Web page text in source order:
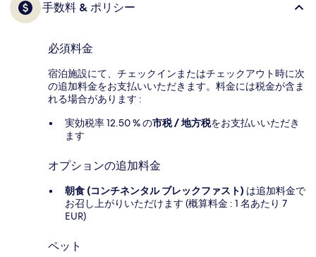
手数料 & ポリシー
必須料金
宿泊施設にて、チェックインまたはチェックアウト時に次
の追加料金をお支払いいただきます。料金には税金が含ま
れる場合があります :
実効税率 12.50 % の市税 / 地方税をお支払いいただき
ます
オプションの追加料金
朝食 (コンチネンタル ブレックファスト) は追加料金で
お召し上がりいただけます (概算料金 : 1 名あたり 7
EUR)
ペット